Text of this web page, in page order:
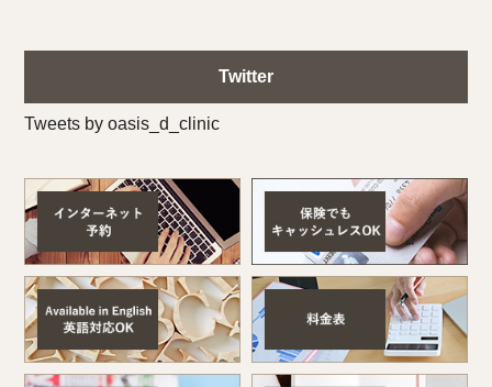
Twitter
Tweets by oasis_d_clinic